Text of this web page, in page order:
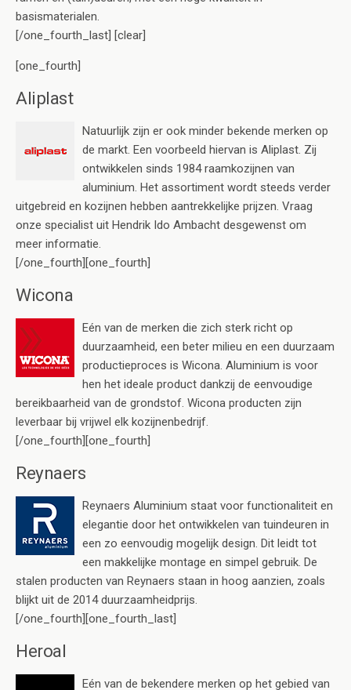
basismaterialen.
[/one_fourth_last] [clear]
[one_fourth]
Aliplast
Natuurlijk zijn er ook minder bekende merken op
de markt. Een voorbeeld hiervan is Aliplast. Zij
ontwikkelen sinds 1984 raamkozijnen van
aluminium. Het assortiment wordt steeds verder
uitgebreid en kozijnen hebben aantrekkelijke prijzen. Vraag
onze specialist uit Hendrik Ido Ambacht desgewenst om
meer informatie.
[/one_fourth][one_fourth]
Wicona
Eén van de merken die zich sterk richt op
duurzaamheid, een beter milieu en een duurzaam
productieproces is Wicona. Aluminium is voor
hen het ideale product dankzij de eenvoudige
bereikbaarheid van de grondstof. Wicona producten zijn
leverbaar bij vrijwel elk kozijnenbedrijf.
[/one_fourth][one_fourth]
Reynaers
Reynaers Aluminium staat voor functionaliteit en
elegantie door het ontwikkelen van tuindeuren in
een zo eenvoudig mogelijk design. Dit leidt tot
een makkelijke montage en simpel gebruik. De
stalen producten van Reynaers staan in hoog aanzien, zoals
blijkt uit de 2014 duurzaamheidprijs.
[/one_fourth][one_fourth_last]
Heroal
Eén van de bekendere merken op het gebied van